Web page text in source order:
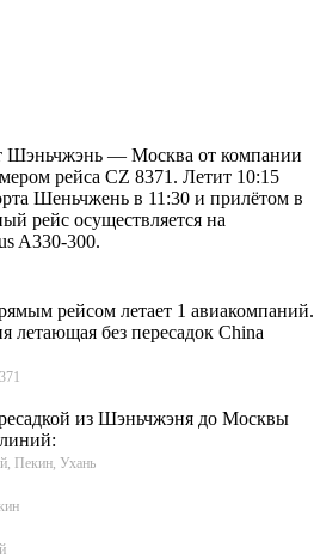
Шэньчжэнь — Москва от компании
рейса CZ 8371. Летит 10:15
Шеньчжень в 11:30 и прилётом в
рейс осуществляется на
A330-300.
рейсом летает 1 авиакомпаний.
летающая без пересадок China
из Шэньчжэня до Москвы
Пекин, Ухань